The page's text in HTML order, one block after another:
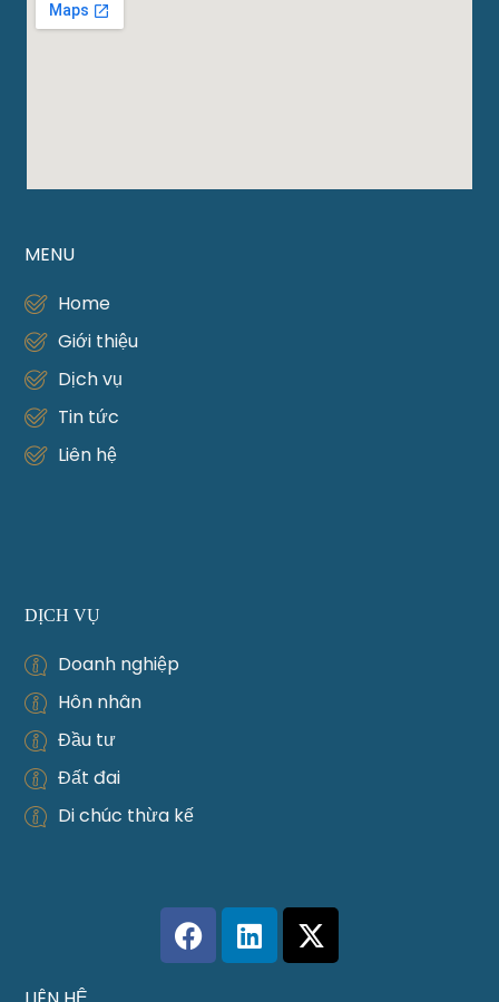
MENU
Home
Giới thiệu
Dịch vụ
Tin tức
Liên hệ
DỊCH VỤ
Doanh nghiệp
Hôn nhân
Đầu tư
Đất đai
Di chúc thừa kế